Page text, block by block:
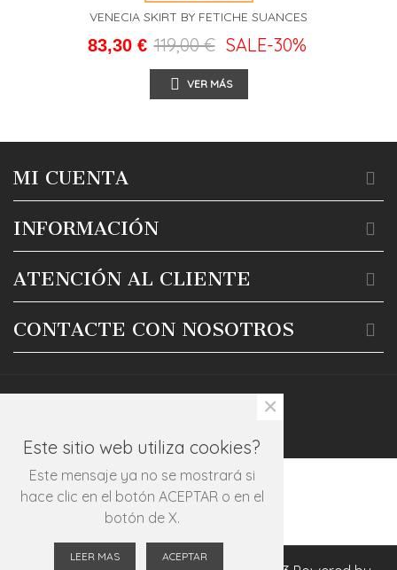
VENECIA SKIRT BY FETICHE SUANCES
83,30 € 119,00 € SALE-30%
VER MÁS
MI CUENTA
INFORMACIÓN
ATENCIÓN AL CLIENTE
CONTACTE CON NOSOTROS
Este sitio web utiliza cookies?
Este mensaje ya no se mostrará si
hace clic en el botón ACEPTAR o en el
botón de X.
LEER MAS ACEPTAR
×